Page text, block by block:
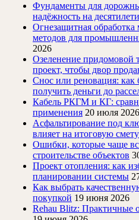
Фундаменты для
надёжность на
Огнезащитная обработка
методов для
2026
Озеленение придомовой
проект, чтобы двор
Снос или реновация: как
получить деньги до
Кабель РКГМ и КГ:
применения 20 июля 2026
Асфальтирование под
влияет на итоговую смету
Ошибки, которые чаще
строительстве объектов
Проект отопления: как
планировании системы
Как выбрать
покупкой 19 июня 2026
Rehau Blitz: Практичные